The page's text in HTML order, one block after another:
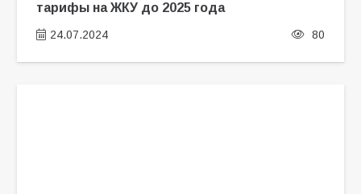
тарифы на ЖКУ до 2025 года
24.07.2024 80